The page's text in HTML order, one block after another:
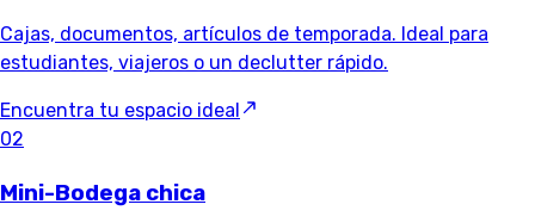
Cajas, documentos, artículos de temporada. Ideal para
estudiantes, viajeros o un declutter rápido.
Encuentra tu espacio ideal
02
Mini-Bodega chica